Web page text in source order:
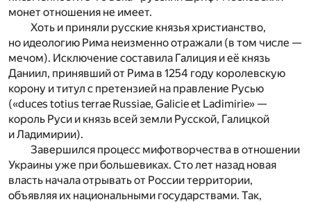
монет отношения не имеет.
Хоть и приняли русские князья христианство,
но идеологию Рима неизменно отражали (в том числе —
мечом). Исключение составила Галиция и её князь
Даниил, принявший от Рима в 1254 году королевскую
корону и титул с претензией на правление Русью
(«duces totius terrae Russiae, Galicie et Ladimirie» —
король Руси и князь всей земли Русской, Галицкой
и Ладимирии).
Завершился процесс мифотворчества в отношении
Украины уже при большевиках. Сто лет назад новая
власть начала отрывать от России территории,
объявляя их национальными государствами. Так,